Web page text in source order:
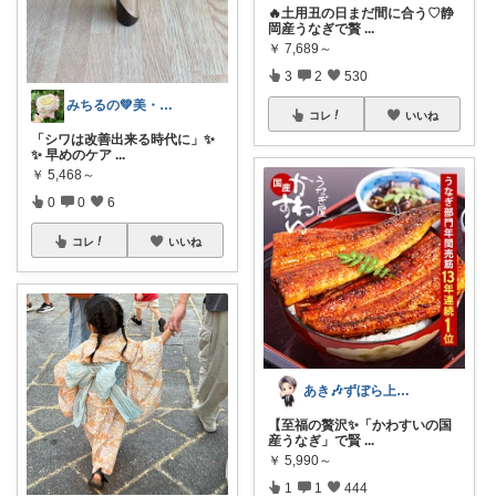
みちるの💚美・食・花でルンルン生活💚
「シワは改善出来る時代に」✨
✨ 早めのケア ...
￥ 5,468～
0 0 6
コレ いいね
🔥土用丑の日まだ間に合う♡静
岡産うなぎで贅 ...
￥ 7,689～
3 2 530
コレ いいね
あき🎶ずぼら上等✩日々の楽しみ方
【至福の贅沢✨「かわすいの国
産うなぎ」で賢 ...
￥ 5,990～
1 1 444